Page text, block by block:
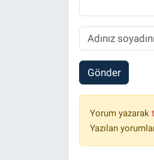
Gönder
Yorum yazarak
Yazılan